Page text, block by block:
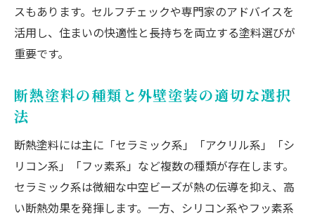
スもあります。セルフチェックや専門家のアドバイスを
活用し、住まいの快適性と長持ちを両立する塗料選びが
重要です。
断熱塗料の種類と外壁塗装の適切な選択
法
断熱塗料には主に「セラミック系」「アクリル系」「シ
リコン系」「フッ素系」など複数の種類が存在します。
セラミック系は微細な中空ビーズが熱の伝導を抑え、高
い断熱効果を発揮します。一方、シリコン系やフッ素系